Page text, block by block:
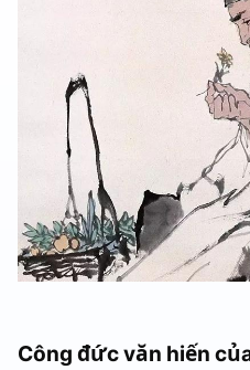
Công đức văn hiến